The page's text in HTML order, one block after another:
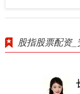
股指股票配资